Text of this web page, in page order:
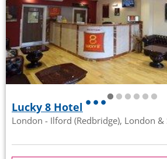
Lucky 8 Hotel
London - Ilford (Redbridge), London &